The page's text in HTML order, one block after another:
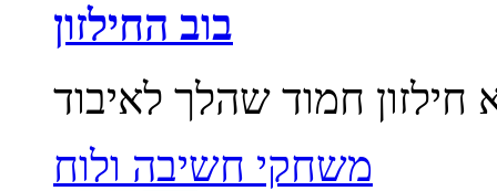
בוב החילזון
משחקי חשיבה ולוח